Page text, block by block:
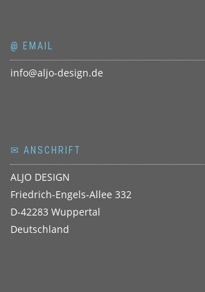
@ EMAIL
info@aljo-design.de
✉ ANSCHRIFT
ALJO DESIGN
Friedrich-Engels-Allee 332
D-42283 Wuppertal
Deutschland